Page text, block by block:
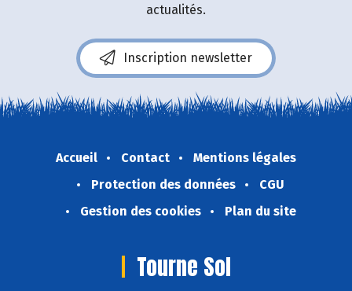
actualités.
Inscription newsletter
Accueil Contact
Mentions légales
Protection des données
CGU
Gestion des cookies
Plan du site
Tourne Sol